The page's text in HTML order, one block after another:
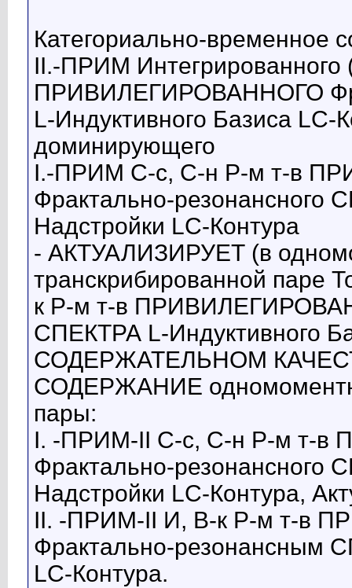
Категориально-временное
II.-ПРИМ Интегрированного
ПРИВИЛЕГИРОВАННОГО
L-Индуктивного Базиса LC-
доминирующего
I.-ПРИМ С-с, С-н Р-м т-в
Фрактально-резонансного
Надстройки LC-Контура
- АКТУАЛИЗИРУЕТ (в
транскрибированной паре
к Р-м т-в
СПЕКТРА L-Индуктивного
СОДЕРЖАТЕЛЬНОМ
СОДЕРЖАНИЕ
пары:
I. -ПРИМ-II С-с, С-н Р-м т-
Фрактально-резонансного
Надстройки LC-Контура,
II. -ПРИМ-II И, В-к Р-м т-в
Фрактально-резонансным
LC-Контура.